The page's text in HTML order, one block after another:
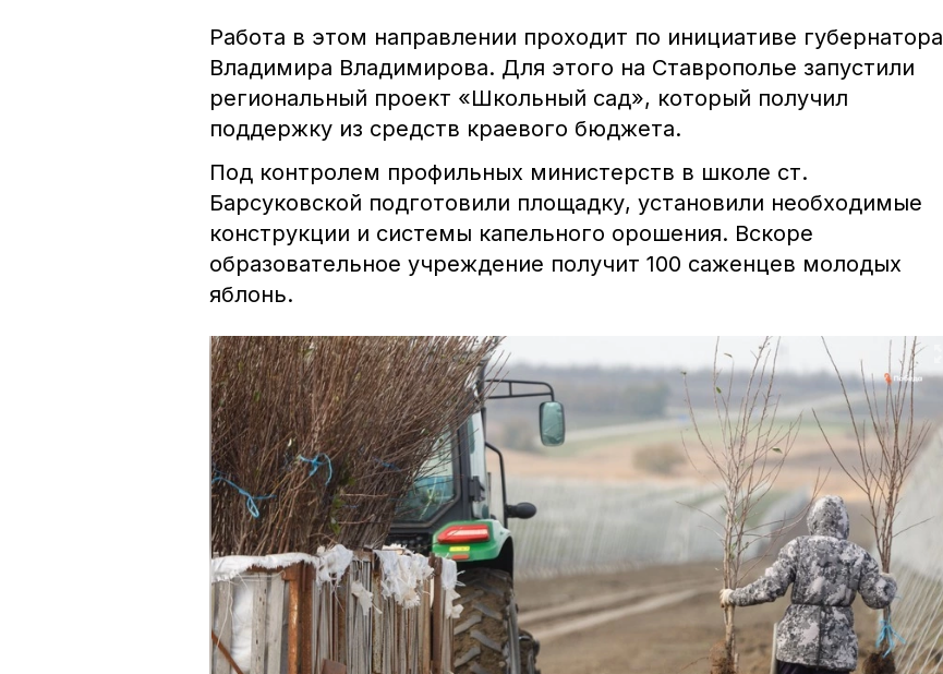
Работа в этом направлении проходит по инициативе губернатора
Владимира Владимирова. Для этого на Ставрополье запустили
региональный проект «Школьный сад», который получил
поддержку из средств краевого бюджета.
Под контролем профильных министерств в школе ст.
Барсуковской подготовили площадку, установили необходимые
конструкции и системы капельного орошения. Вскоре
образовательное учреждение получит 100 саженцев молодых
яблонь.